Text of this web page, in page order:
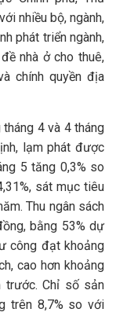
nhiều bộ, ngành,
phát triển ngành,
nhà ở cho thuê,
chính quyền địa
4 và 4 tháng
lạm phát được
5 tăng 0,3% so
sát mục tiêu
Thu ngân sách
bằng 53% dự
công đạt khoảng
cao hơn khoảng
trước. Chỉ số sản
trên 8,7% so với